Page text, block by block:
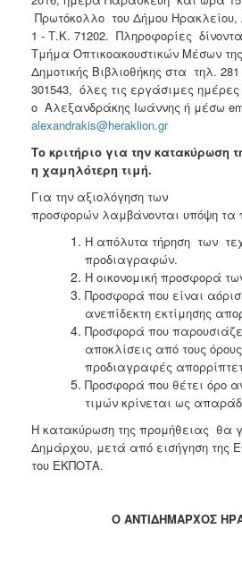
Πρωτόκολλο του Δήμου Ηρακλείου,
1 - Τ.Κ. 71202. Πληροφορίες
Τμήμα Οπτικοακουστικών Μέσων
Δημοτικής Βιβλιοθήκης στα τηλ.
301543, όλες τις εργάσιμες
ο Αλεξανδράκης Ιωάννης ή μέσω
alexandrakis@heraklion.gr
Το κριτήριο για την κατακύρωση
η χαμηλότερη τιμή.
Για την αξιολόγηση των
προσφορών λαμβάνονται υπόψη
Η απόλυτα τήρηση των
προδιαγραφών.
Η οικονομική προσφορά
Προσφορά που είναι
ανεπίδεκτη εκτίμησης
Προσφορά που
αποκλίσεις από τους
προδιαγραφές
Προσφορά που θέτει όρο
τιμών κρίνεται ως
Η κατακύρωση της προμήθειας θα
Δημάρχου, μετά από εισήγηση της
του ΕΚΠΟΤΑ.
Ο ΑΝΤΙΔΗΜΑΡΧΟΣ